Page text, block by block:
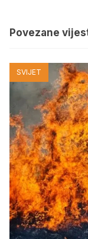
Povezane
SVIJET